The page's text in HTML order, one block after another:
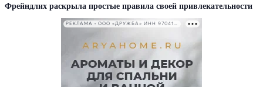
Фрейндлих раскрыла простые правила своей привлекательности
РЕКЛАМА • ООО «ДРУЖБА» ИНН 9704146411